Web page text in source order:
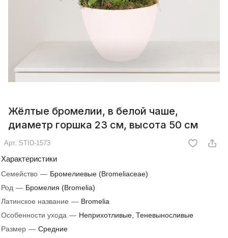
Жёлтые бромелии, в белой чаше,
диаметр горшка 23 см, высота 50 см
Арт. STID-1573
Характеристики
Семейство — Бромелиевые (Bromeliaceae)
Род — Бромелия (Bromelia)
Латинское название — Bromelia
Особенности ухода — Неприхотливые, Теневыносливые
Размер — Средние